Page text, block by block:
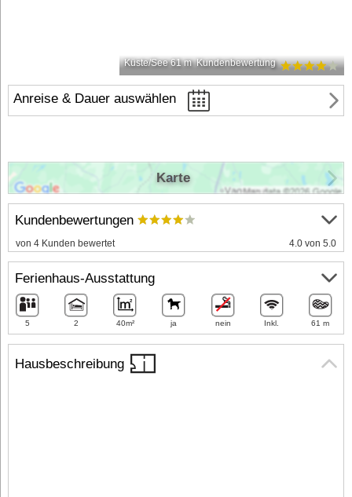
Küste/See 61 m Kundenbewertung
Anreise & Dauer auswählen
Hausbeschreibung
Kundenbewertungen
von 4 Kunden bewertet 4.0 von 5.0
Ferienhaus-Ausstattung
5 2 40m² ja nein Inkl. 61 m
Karte